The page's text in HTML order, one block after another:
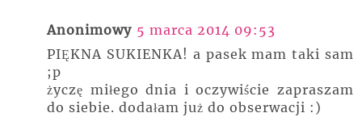
Anonimowy 5 marca 2014 09:53
PIĘKNA SUKIENKA! a pasek mam taki sam
;p
życzę miłego dnia i oczywiście zapraszam
do siebie. dodałam już do obserwacji :)